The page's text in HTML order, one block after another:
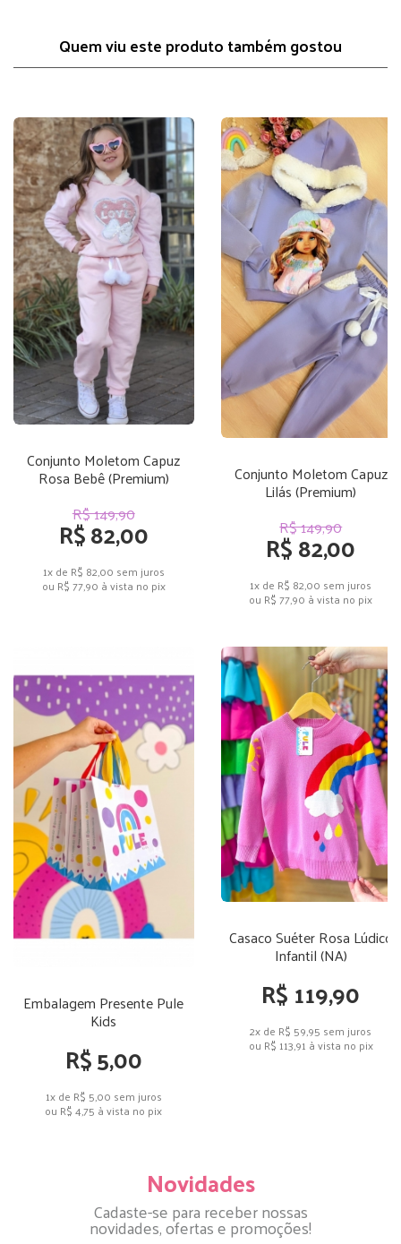
Quem viu este produto também gostou
Conjunto Moletom Capuz
Rosa Bebê (Premium)
R$ 149,90
R$ 82,00
1x de R$ 82,00 sem juros
ou R$ 77,90 à vista no pix
Conjunto Moletom Capuz
Lilás (Premium)
R$ 149,90
R$ 82,00
1x de R$ 82,00 sem juros
ou R$ 77,90 à vista no pix
Embalagem Presente Pule
Kids
R$ 5,00
1x de R$ 5,00 sem juros
ou R$ 4,75 à vista no pix
Casaco Suéter Rosa Lúdico
Infantil (NA)
R$ 119,90
2x de R$ 59,95 sem juros
ou R$ 113,91 à vista no pix
Novidades
Cadaste-se para receber nossas
novidades, ofertas e promoções!